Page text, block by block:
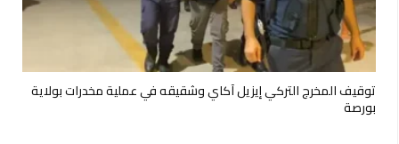
توقيف المخرج التركي إيزيل آكاي وشقيقه في عملية مخدرات بولاية
بورصة